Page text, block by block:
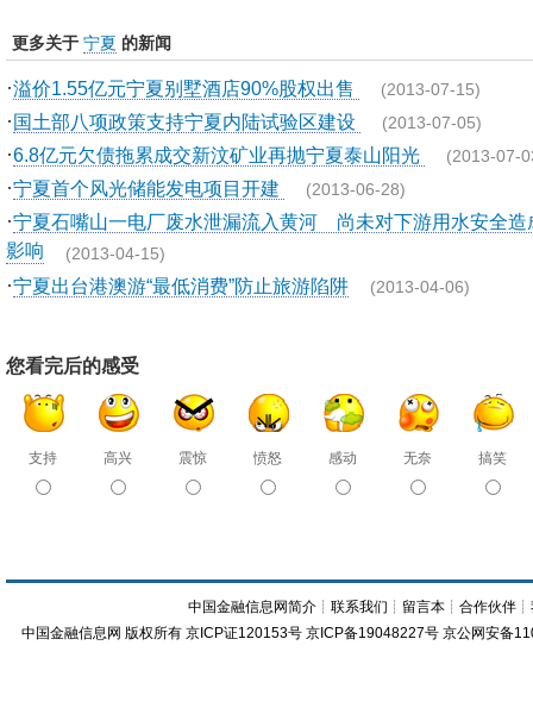
更多关于 宁夏 的新闻
·溢价1.55亿元宁夏别墅酒店90%股权出售 (2013-07-15)
·国土部八项政策支持宁夏内陆试验区建设 (2013-07-05)
·6.8亿元欠债拖累成交新汶矿业再抛宁夏泰山阳光 (2013-07-
·宁夏首个风光储能发电项目开建 (2013-06-28)
·宁夏石嘴山一电厂废水泄漏流入黄河 尚未对下游用水安全造
影响 (2013-04-15)
·宁夏出台港澳游“最低消费”防止旅游陷阱 (2013-04-06)
您看完后的感受
支持 高兴 震惊 愤怒 感动 无奈 搞笑
中国金融信息网简介 ┊联系我们 ┊ 留言本 ┊合作伙伴 ┊
中国金融信息网 版权所有 京ICP证120153号 京ICP备19048227号 京公网安备